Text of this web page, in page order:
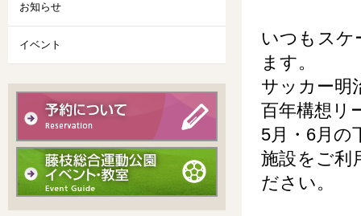
いつもスケ
ます。
サッカー明
百年構想リ
5月・6月の
施設をご利
ださい。
お知らせ
イベント